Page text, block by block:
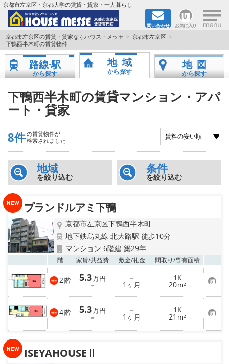
京都市左京区・京都大学の賃貸・貸家・一人暮らし
問い合わせ お気に入り ×
TOPページ
地図から検索
京都大学＆京都芸術大学生さんに
書類DL & 入居者さまへ
家族で住むならマンション？賃家？
一人暮らしの物件特集
ペット相談OKの賃貸！
特選物件
ハウスメーカー施工特集！
路線·駅から探す
IT重説について
スタッフ紹介
賃貸管理の北白川店
京都市左京区の賃貸・貸家ならハウス・メッセ
京都市左京区
下鴨西半木町の賃貸物件
路線·駅
から探す
地域
から探す
地図
から探す
下鴨西半木町の賃貸マンション・アパ
ート・貸家
8件の賃貸物件が
検索されました
地域
を絞り込む
条件
を絞り込む
プランドルアミ下鴨
京都市左京区下鴨西半木町
地下鉄烏丸線 北大路駅 徒歩10分
マンション 6階建 築29年
階 家賃/共益費 敷金/礼金 間取り/専有面積
2階 5.3万円
－
－
1 ヶ月
1K
20m² お
気
に
入
り
登
録
4階 5.3万円
－
－
1 ヶ月
1K
21 m² お
気
に
り
ISEYAHOUSE Ⅱ